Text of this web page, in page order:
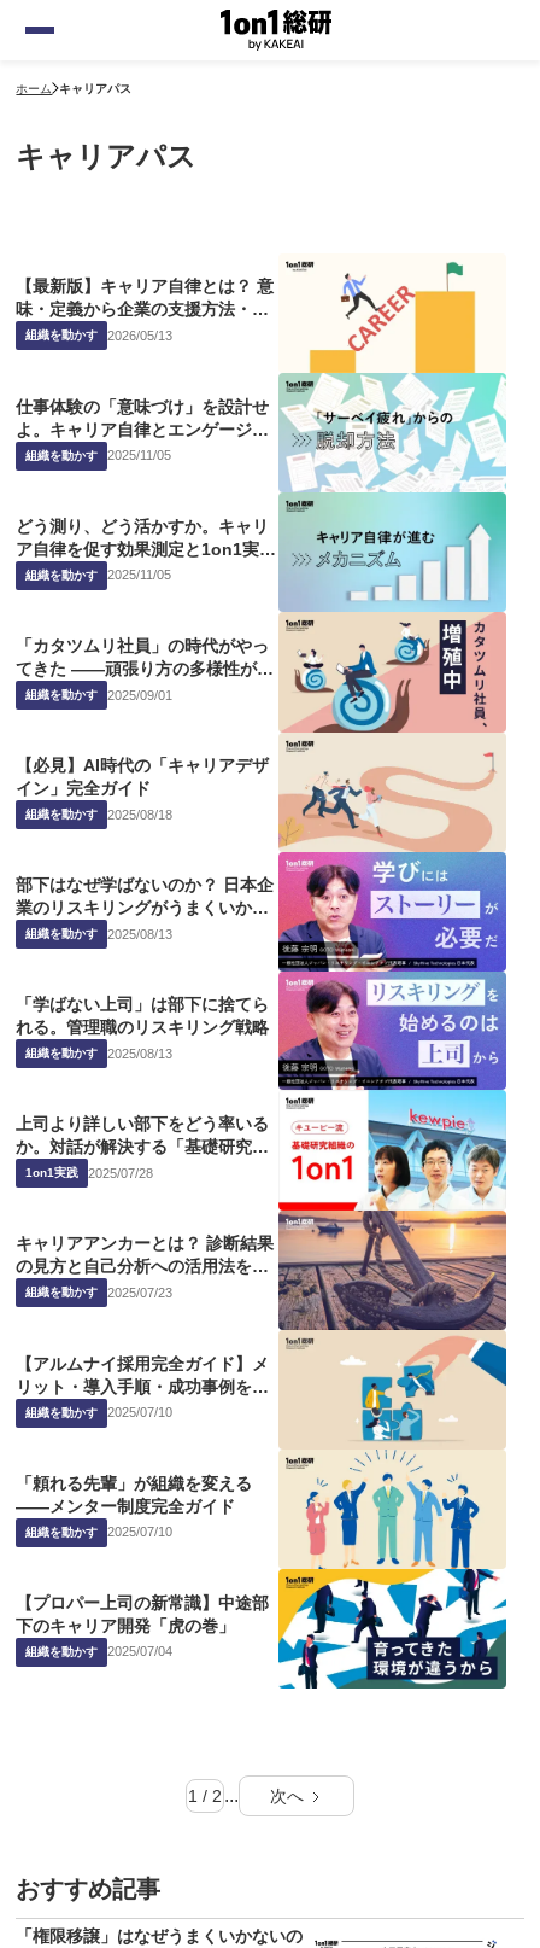
ホーム キャリアパス
キャリアパス
【最新版】キャリア自律とは？ 意
味・定義から企業の支援方法・注
意点まで解説
組織を動かす 2026/05/13
仕事体験の「意味づけ」を設計せ
よ。キャリア自律とエンゲージメ
ント向上を両立させる鍵
組織を動かす 2025/11/05
どう測り、どう活かすか。キャリ
ア自律を促す効果測定と1on1実践
法
組織を動かす 2025/11/05
「カタツムリ社員」の時代がやっ
てきた ――頑張り方の多様性が組
織を強くする
組織を動かす 2025/09/01
【必見】AI時代の「キャリアデザ
イン」完全ガイド
組織を動かす 2025/08/18
部下はなぜ学ばないのか？ 日本企
業のリスキリングがうまくいかな
いこれだけの理由
組織を動かす 2025/08/13
「学ばない上司」は部下に捨てら
れる。管理職のリスキリング戦略
組織を動かす 2025/08/13
上司より詳しい部下をどう率いる
か。対話が解決する「基礎研究組
織の難題」
1on1実践 2025/07/28
キャリアアンカーとは？ 診断結果
の見方と自己分析への活用法を完
全解説
組織を動かす 2025/07/23
【アルムナイ採用完全ガイド】メ
リット・導入手順・成功事例を徹
底解説
組織を動かす 2025/07/10
「頼れる先輩」が組織を変える
――メンター制度完全ガイド
組織を動かす 2025/07/10
【プロパー上司の新常識】中途部
下のキャリア開発「虎の巻」
組織を動かす 2025/07/04
1 / 2 ... 次へ
おすすめ記事
「権限移譲」はなぜうまくいかないの